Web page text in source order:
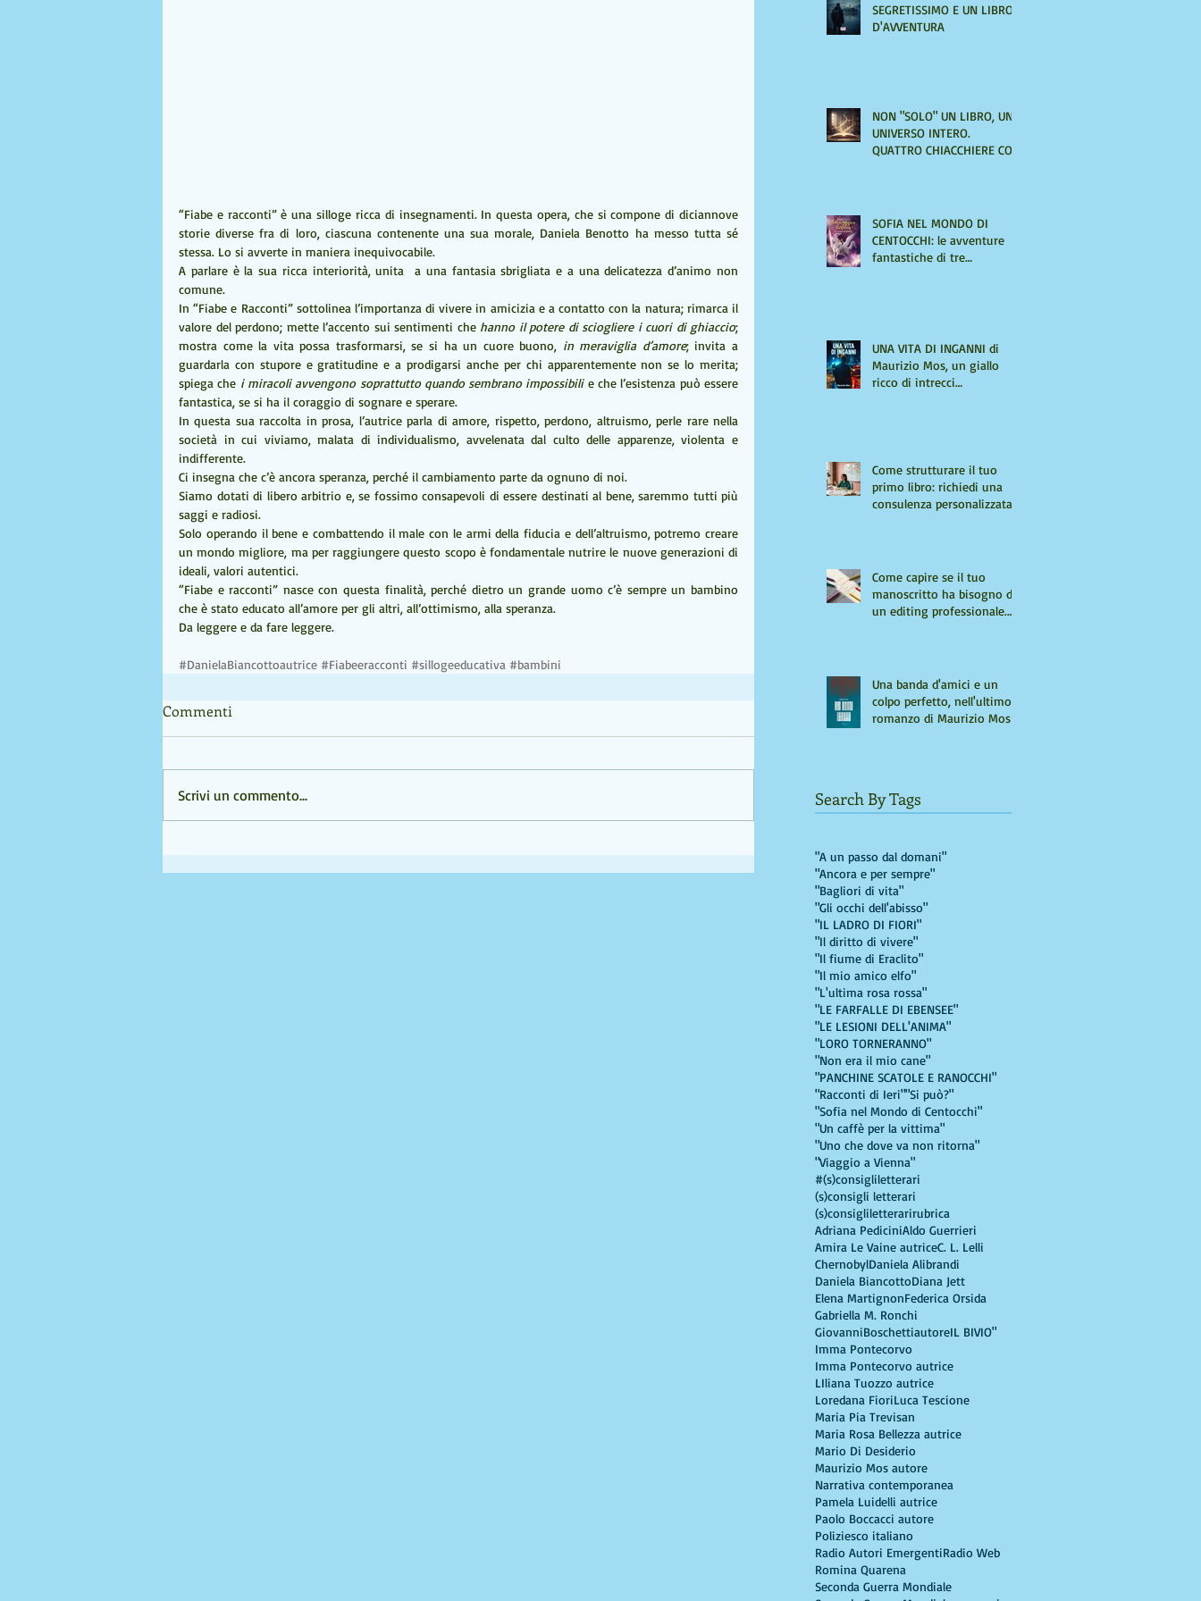
“Fiabe e racconti” è una silloge ricca di insegnamenti. In questa opera, che si compone di diciannove
storie diverse fra di loro, ciascuna contenente una sua morale, Daniela Benotto ha messo tutta sé
stessa. Lo si avverte in maniera inequivocabile.
A parlare è la sua ricca interiorità, unita  a una fantasia sbrigliata e a una delicatezza d’animo non
comune.
In “Fiabe e Racconti” sottolinea l’importanza di vivere in amicizia e a contatto con la natura; rimarca il
valore del perdono; mette l’accento sui sentimenti che hanno il potere di sciogliere i cuori di ghiaccio;
mostra come la vita possa trasformarsi, se si ha un cuore buono, in meraviglia d’amore; invita a
guardarla con stupore e gratitudine e a prodigarsi anche per chi apparentemente non se lo merita;
spiega che i miracoli avvengono soprattutto quando sembrano impossibili e che l’esistenza può essere
fantastica, se si ha il coraggio di sognare e sperare.
In questa sua raccolta in prosa, l’autrice parla di amore, rispetto, perdono, altruismo, perle rare nella
società in cui viviamo, malata di individualismo, avvelenata dal culto delle apparenze, violenta e
indifferente.
Ci insegna che c’è ancora speranza, perché il cambiamento parte da ognuno di noi.
Siamo dotati di libero arbitrio e, se fossimo consapevoli di essere destinati al bene, saremmo tutti più
saggi e radiosi.
Solo operando il bene e combattendo il male con le armi della fiducia e dell’altruismo, potremo creare
un mondo migliore, ma per raggiungere questo scopo è fondamentale nutrire le nuove generazioni di
ideali, valori autentici.
“Fiabe e racconti” nasce con questa finalità, perché dietro un grande uomo c’è sempre un bambino
che è stato educato all’amore per gli altri, all’ottimismo, alla speranza.
Da leggere e da fare leggere.
#DanielaBiancottoautrice #Fiabeeracconti #sillogeeducativa #bambini
Commenti
Scrivi un commento...
SEGRETISSIMO E UN LIBRO
D'AVVENTURA
NON "SOLO" UN LIBRO, UN
UNIVERSO INTERO.
QUATTRO CHIACCHIERE CON
SOFIA NEL MONDO DI
CENTOCCHI: le avventure
fantastiche di tre
UNA VITA DI INGANNI di
Maurizio Mos, un giallo
ricco di intrecci
Come strutturare il tuo
primo libro: richiedi una
consulenza personalizzata
Come capire se il tuo
manoscritto ha bisogno di
un editing professionale.
Una banda d'amici e un
colpo perfetto, nell'ultimo
romanzo di Maurizio Mos
Search By Tags
"A un passo dal domani"
"Ancora e per sempre"
"Bagliori di vita"
"Gli occhi dell'abisso"
"IL LADRO DI FIORI"
"Il diritto di vivere"
"Il fiume di Eraclito"
"Il mio amico elfo"
"L'ultima rosa rossa"
"LE FARFALLE DI EBENSEE"
"LE LESIONI DELL'ANIMA"
"LORO TORNERANNO"
"Non era il mio cane"
"PANCHINE SCATOLE E RANOCCHI"
"Racconti di Ieri""Si può?"
"Sofia nel Mondo di Centocchi"
"Un caffè per la vittima"
"Uno che dove va non ritorna"
"Viaggio a Vienna"
#(s)consigliletterari
(s)consigli letterari
(s)consigliletterarirubrica
Adriana PediciniAldo Guerrieri
Amira Le Vaine autriceC. L. Lelli
ChernobylDaniela Alibrandi
Daniela BiancottoDiana Jett
Elena MartignonFederica Orsida
Gabriella M. Ronchi
GiovanniBoschettiautoreIL BIVIO"
Imma Pontecorvo
Imma Pontecorvo autrice
LIliana Tuozzo autrice
Loredana FioriLuca Tescione
Maria Pia Trevisan
Maria Rosa Bellezza autrice
Mario Di Desiderio
Maurizio Mos autore
Narrativa contemporanea
Pamela Luidelli autrice
Paolo Boccacci autore
Poliziesco italiano
Radio Autori EmergentiRadio Web
Romina Quarena
Seconda Guerra Mondiale